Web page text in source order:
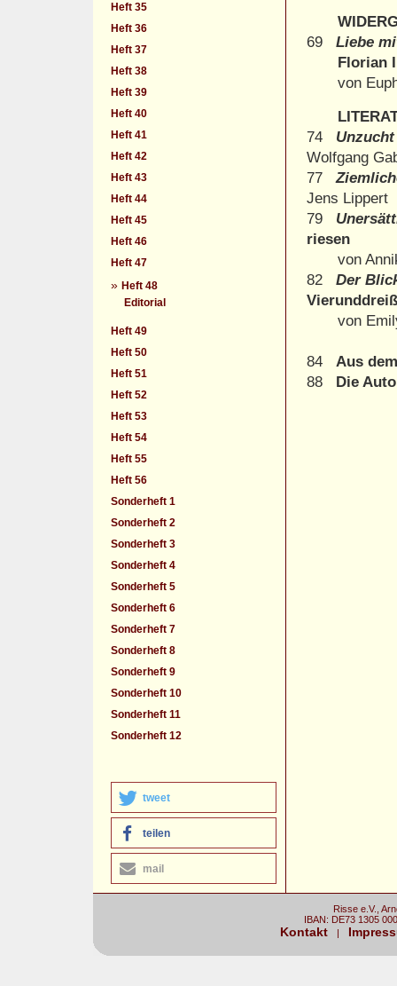
Heft 35
Heft 36
Heft 37
Heft 38
Heft 39
Heft 40
Heft 41
Heft 42
Heft 43
Heft 44
Heft 45
Heft 46
Heft 47
» Heft 48
Editorial
Heft 49
Heft 50
Heft 51
Heft 52
Heft 53
Heft 54
Heft 55
Heft 56
Sonderheft 1
Sonderheft 2
Sonderheft 3
Sonderheft 4
Sonderheft 5
Sonderheft 6
Sonderheft 7
Sonderheft 8
Sonderheft 9
Sonderheft 10
Sonderheft 11
Sonderheft 12
tweet
teilen
mail
69 Liebe
Florian
von
74
Wolfgang
77
Jens Lippert
79
riesen
von
82 Der
von
84 Aus
88
Die
Risse e.V.,
IBAN: DE73 1305
Kontakt |